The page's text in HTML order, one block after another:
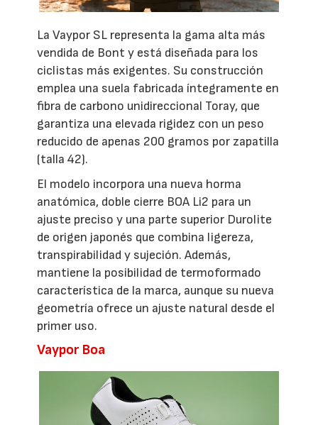
La Vaypor SL representa la gama alta más
vendida de Bont y está diseñada para los
ciclistas más exigentes. Su construcción
emplea una suela fabricada íntegramente en
fibra de carbono unidireccional Toray, que
garantiza una elevada rigidez con un peso
reducido de apenas 200 gramos por zapatilla
(talla 42).
El modelo incorpora una nueva horma
anatómica, doble cierre BOA Li2 para un
ajuste preciso y una parte superior Durolite
de origen japonés que combina ligereza,
transpirabilidad y sujeción. Además,
mantiene la posibilidad de termoformado
característica de la marca, aunque su nueva
geometría ofrece un ajuste natural desde el
primer uso.
Vaypor Boa